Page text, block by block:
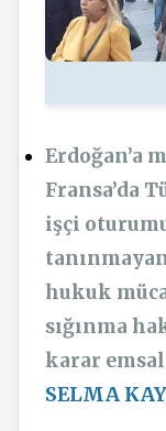
Erdoğan’a
Fransa’da
işçi
hukuk
sığınma
karar
SELMA